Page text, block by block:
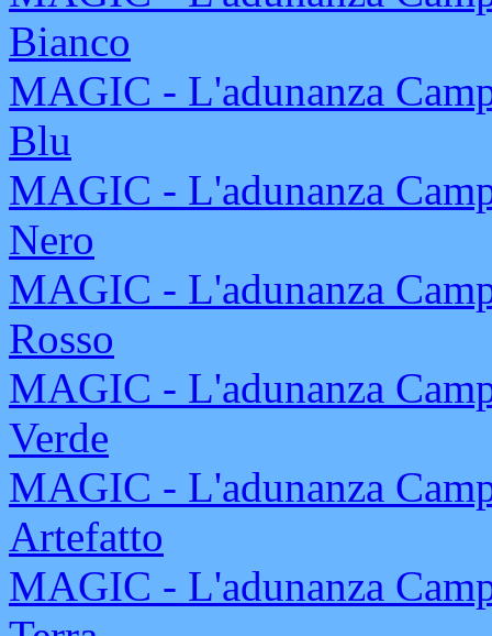
Bianco
MAGIC - L'adunanza
Blu
MAGIC - L'adunanza
Nero
MAGIC - L'adunanza
Rosso
MAGIC - L'adunanza
Verde
MAGIC - L'adunanza
Artefatto
MAGIC - L'adunanza